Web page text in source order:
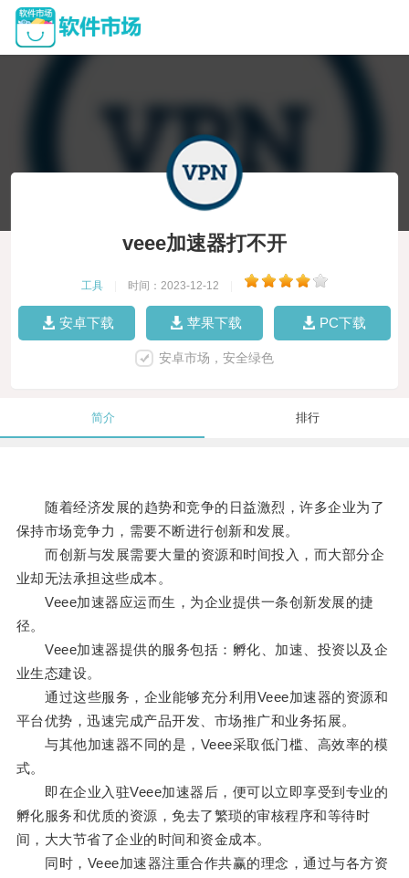
veee加速器打不开
工具 时间：2023-12-12
安卓下载 苹果下载 PC下载
安卓市场，安全绿色
简介 排行
随着经济发展的趋势和竞争的日益激烈，许多企业为了
保持市场竞争力，需要不断进行创新和发展。
而创新与发展需要大量的资源和时间投入，而大部分企
业却无法承担这些成本。
Veee加速器应运而生，为企业提供一条创新发展的捷
径。
Veee加速器提供的服务包括：孵化、加速、投资以及企
业生态建设。
通过这些服务，企业能够充分利用Veee加速器的资源和
平台优势，迅速完成产品开发、市场推广和业务拓展。
与其他加速器不同的是，Veee采取低门槛、高效率的模
式。
即在企业入驻Veee加速器后，便可以立即享受到专业的
孵化服务和优质的资源，免去了繁琐的审核程序和等待时
间，大大节省了企业的时间和资金成本。
同时，Veee加速器注重合作共赢的理念，通过与各方资